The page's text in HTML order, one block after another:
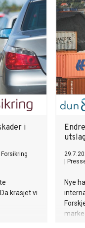
i
Forsikring
krasjet vi
Nye